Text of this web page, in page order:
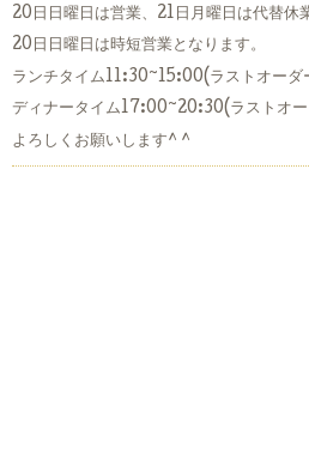
20日日曜日は営業、21日月曜日は代替休
20日日曜日は時短営業となります。
ランチタイム11:30~15:00(ラストオー
ディナータイム17:00~20:30(ラストオ
よろしくお願いします^ ^